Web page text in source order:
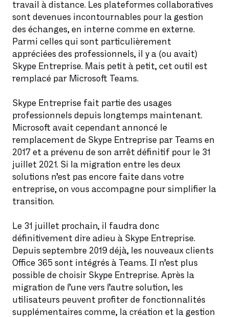
travail à distance. Les plateformes collaboratives
sont devenues incontournables pour la gestion
des échanges, en interne comme en externe.
Parmi celles qui sont particulièrement
appréciées des professionnels, il y a (ou avait)
Skype Entreprise. Mais petit à petit, cet outil est
remplacé par Microsoft Teams.
Skype Entreprise fait partie des usages
professionnels depuis longtemps maintenant.
Microsoft avait cependant annoncé le
remplacement de Skype Entreprise par Teams en
2017 et a prévenu de son arrêt définitif pour le 31
juillet 2021. Si la migration entre les deux
solutions n’est pas encore faite dans votre
entreprise, on vous accompagne pour simplifier la
transition.
Le 31 juillet prochain, il faudra donc
définitivement dire adieu à Skype Entreprise.
Depuis septembre 2019 déjà, les nouveaux clients
Office 365 sont intégrés à Teams. Il n’est plus
possible de choisir Skype Entreprise. Après la
migration de l’une vers l’autre solution, les
utilisateurs peuvent profiter de fonctionnalités
supplémentaires comme, la création et la gestion